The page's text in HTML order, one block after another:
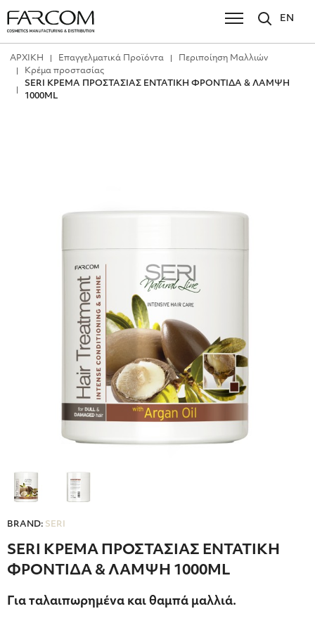
EN
ΑΡΧΙΚΗ Επαγγελματικά Προϊόντα
Περιποίηση Μαλλιών
Κρέμα προστασίας
SERI ΚΡΕΜΑ ΠΡΟΣΤΑΣΙΑΣ ΕΝΤΑΤΙΚΗ ΦΡΟΝΤΙΔΑ & ΛΑΜΨΗ
1000ML
BRAND: SERI
SERI ΚΡΕΜΑ ΠΡΟΣΤΑΣΙΑΣ ΕΝΤΑΤΙΚΗ
ΦΡΟΝΤΙΔΑ & ΛΑΜΨΗ 1000ML
Για ταλαιπωρημένα και θαμπά μαλλιά.